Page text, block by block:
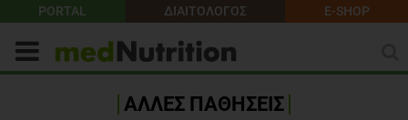
PORTAL ΔΙΑΙΤΟΛΟΓΟΣ E-SHOP
ΑΛΛΕΣ ΠΑΘΗΣΕΙΣ